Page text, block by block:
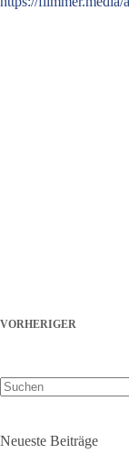
VORHERIGER
Neueste Beiträge